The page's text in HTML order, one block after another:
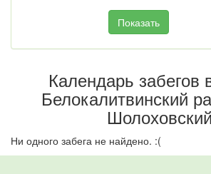
Календарь забегов
Белокалитвинский
Шолоховский
Ни одного забега не найдено. :(